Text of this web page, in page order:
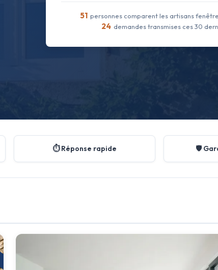
51 personnes comparent les artisans
24 demandes transmises ces 30
⏱️ Réponse rapide 🛡️